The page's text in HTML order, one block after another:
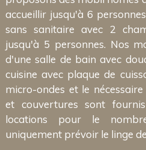
accueillir jusqu'à 6
sans sanitaire avec 2
jusqu'à 5 personnes. Nos
d'une salle de bain avec
cuisine avec plaque de
micro-ondes et le
et couvertures sont
locations pour le
uniquement prévoir le linge